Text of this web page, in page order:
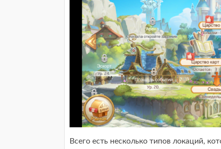
Всего есть несколько типов локаций,